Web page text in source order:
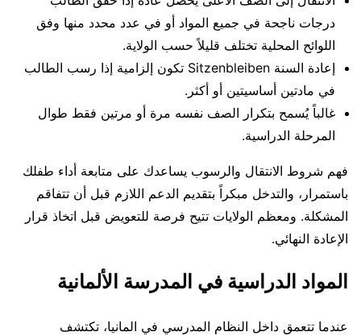
درجات ناجحة في جميع المواد أو في عدد محدد منها وفق
اللوائح المحلية تختلف قليلاً حسب الولاية.
إعادة السنة Sitzenbleiben تكون إلزامية إذا رسب الطالب
في مادتين أساسيتين أو أكثر.
غالباً يُسمح بتكرار الصف نفسه مرة أو مرتين فقط طوال
المرحلة الدراسية.
فهم شروط الانتقال والرسوب يساعدك على متابعة أداء طفلك
باستمرار، والتدخل مبكراً بتقديم الدعم اللازم قبل أن تتفاقم
المشكلة. ومعظم الولايات تتيح فرصة للتعويض قبل اتخاذ قرار
الإعادة النهائي.
المواد الدراسية في المدرسة الألمانية
عندما تتعمق داخل النظام المدرسي في المانيا، تكتشف